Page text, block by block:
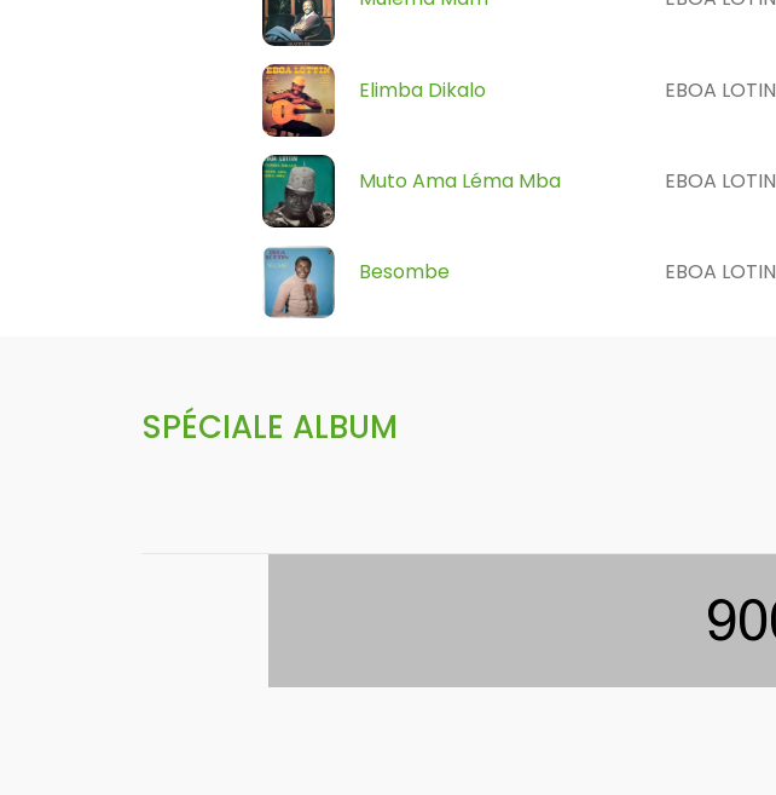
Elimba Dikalo EBOA LOTIN
Muto Ama Léma Mba EBOA LOTIN
Besombe EBOA LOTIN
SPÉCIALE ALBUM